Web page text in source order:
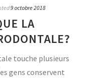
9 octobre 2018
LA
touche plusieurs
gens conservent